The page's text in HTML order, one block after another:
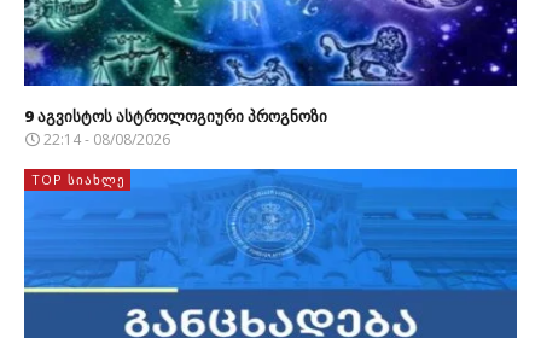
9 აგვისტოს ასტროლოგიური პროგნოზი
22:14 - 08/08/2026
TOP ᲡᲘᲐᲮᲚᲔ